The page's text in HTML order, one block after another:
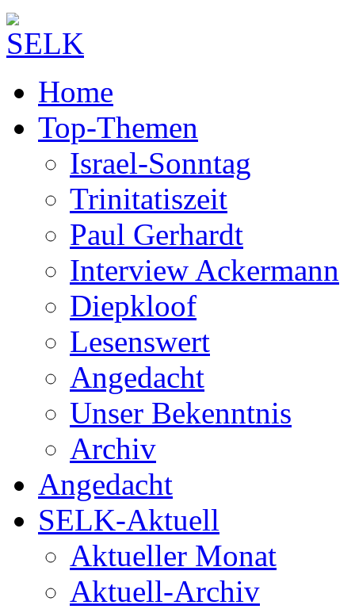
Home
Top-Themen
Israel-Sonntag
Trinitatiszeit
Paul Gerhardt
Interview Ackermann
Diepkloof
Lesenswert
Angedacht
Unser Bekenntnis
Archiv
Angedacht
SELK-Aktuell
Aktueller Monat
Aktuell-Archiv